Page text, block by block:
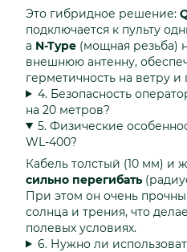
Это гибридное решение:
подключается к пульту
а N-Type (мощная резьба)
внешнюю антенну,
герметичность на ветру
4. Безопасность
на 20 метров?
5. Физические
WL-400?
Кабель толстый (10 мм) и
сильно перегибать
При этом он очень
солнца и трения, что
полевых условиях.
6. Нужно ли